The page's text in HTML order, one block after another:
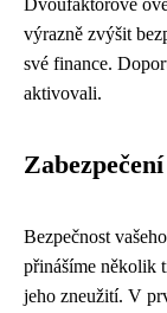
výrazně zvýšit
své finance.
aktivovali.
Bezpečnost
přinášíme několik
jeho zneužití. V